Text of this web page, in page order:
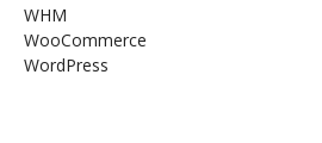
WHM
WooCommerce
WordPress